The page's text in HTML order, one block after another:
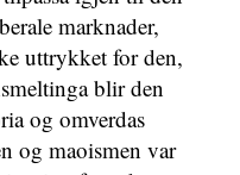
marknader,
uttrykket for den,
blir den
og omverdas
og maoismen var